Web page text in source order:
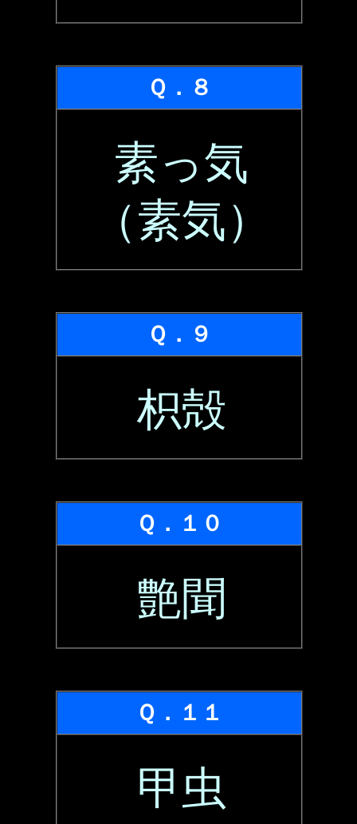
Ｑ．８
素っ気
（素気）
Ｑ．９
枳殻
Ｑ．１０
艶聞
Ｑ．１１
甲虫